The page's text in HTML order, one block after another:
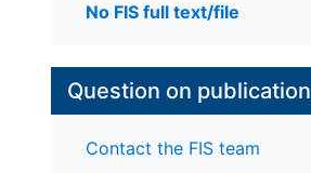
No FIS full text/file
Question on publication
Contact the FIS team